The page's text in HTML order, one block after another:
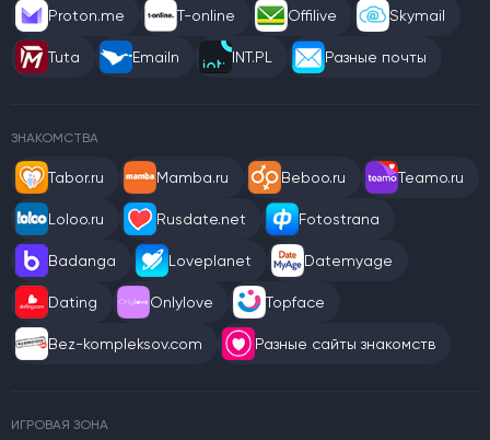
Proton.me T-online Offilive Skymail
Tuta Emailn INT.PL Разные почты
ЗНАКОМСТВА
Tabor.ru Mamba.ru Beboo.ru Teamo.ru
Loloo.ru Rusdate.net Fotostrana
Badanga Loveplanet Datemyage
Dating Onlylove Topface
Bez-kompleksov.com Разные сайты знакомств
ИГРОВАЯ ЗОНА